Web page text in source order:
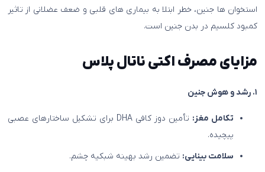
استخوان ها جنین، خطر ابتلا به بیماری های قلبی و ضعف عضلانی از تاثیر
کمبود کلسیم در بدن جنین است.
مزایای مصرف اکتی ناتال پلاس
۱. رشد و هوش جنین
تکامل مغز:
تأمین دوز کافی DHA برای تشکیل ساختارهای عصبی
پیچیده.
سلامت بینایی: تضمین رشد بهینه شبکیه چشم.